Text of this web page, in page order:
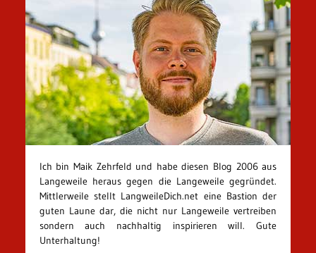
Ich bin Maik Zehrfeld und habe diesen Blog 2006 aus
Langeweile heraus gegen die Langeweile gegründet.
Mittlerweile stellt LangweileDich.net eine Bastion der
guten Laune dar, die nicht nur Langeweile vertreiben
sondern auch nachhaltig inspirieren will. Gute
Unterhaltung!